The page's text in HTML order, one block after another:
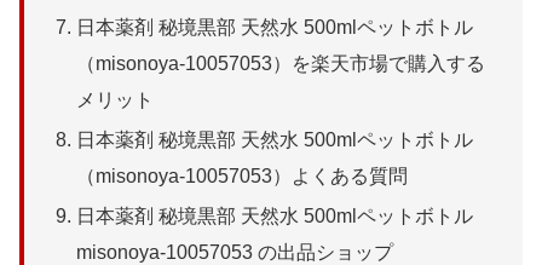
日本薬剤 秘境黒部 天然水 500mlペットボトル
（misonoya-10057053）を楽天市場で購入する
メリット
日本薬剤 秘境黒部 天然水 500mlペットボトル
（misonoya-10057053）よくある質問
日本薬剤 秘境黒部 天然水 500mlペットボトル
misonoya-10057053 の出品ショップ